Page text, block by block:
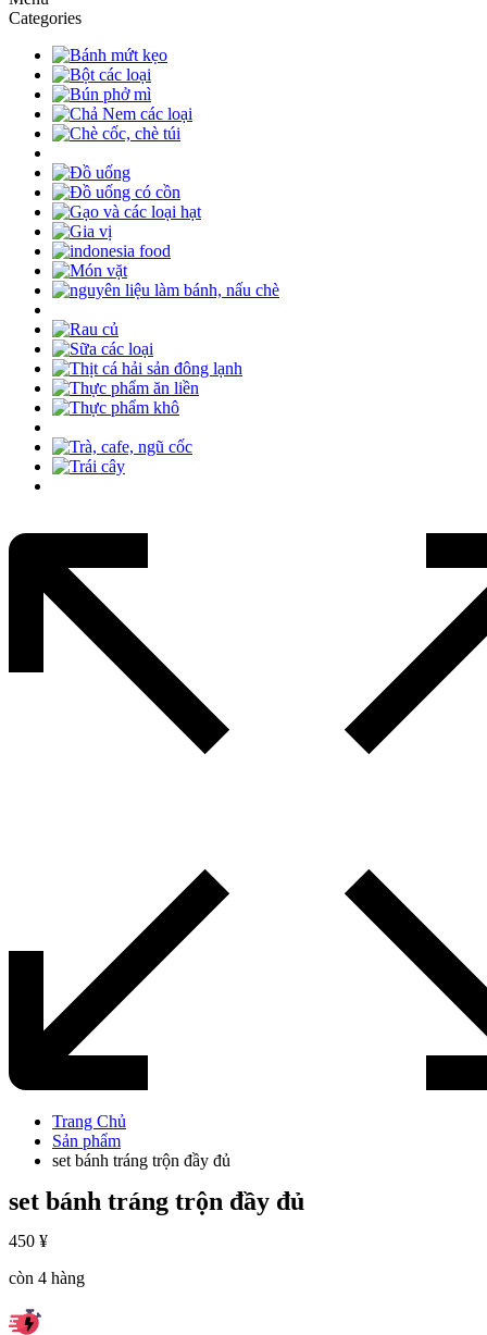
Categories
Trang Chủ
Sản phẩm
set bánh tráng trộn đầy đủ
set bánh tráng trộn đầy đủ
450 ¥
còn 4 hàng